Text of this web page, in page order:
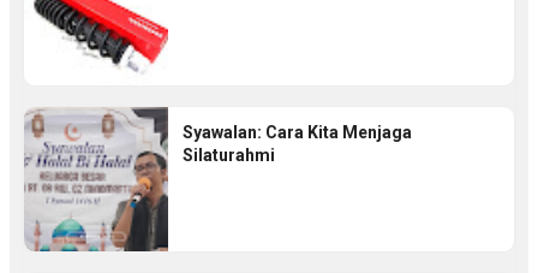
Syawalan: Cara Kita Menjaga
Silaturahmi